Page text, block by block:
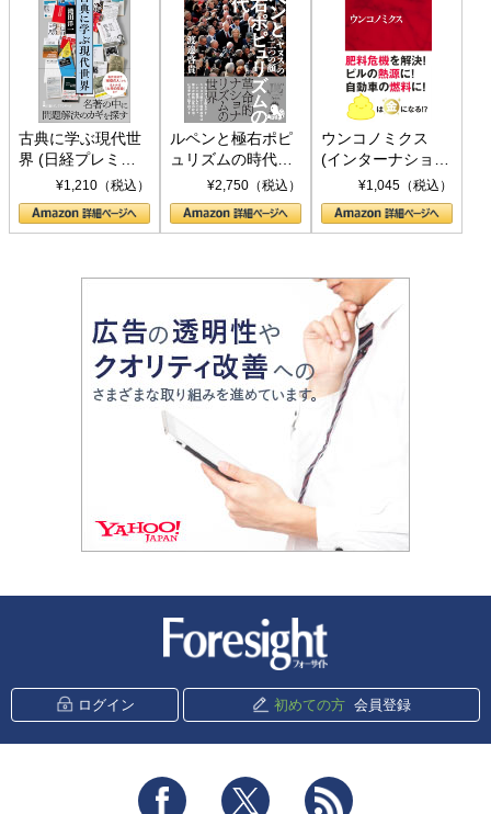
古典に学ぶ現代世
界 (日経プレミア
シリーズ)¥1,210（税込）
ルペンと極右ポピ
ュリズムの時代：
〈ヤヌス〉の二つ
の顔
¥2,750（税込）
ウンコノミクス
(インターナショナ
ル新書)¥1,045（税込）
ログイン 初めての方 会員登録
Facebook Twitter